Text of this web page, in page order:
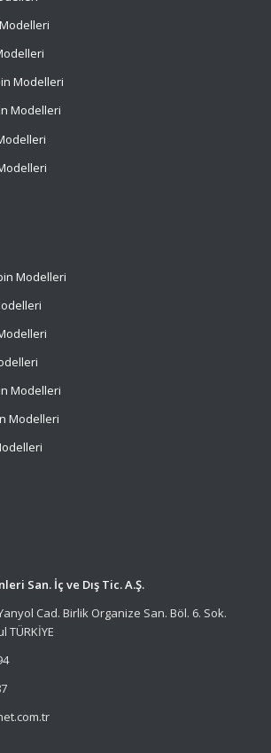
Modelleri
Modelleri
Modelleri
Modelleri
Modelleri
San. İç ve Dış Tic. A.Ş.
Cad. Birlik Organize San. Böl. 6. Sok.
TÜRKİYE